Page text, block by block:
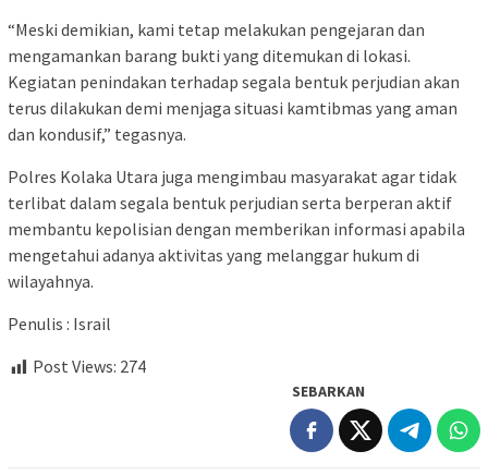
“Meski demikian, kami tetap melakukan pengejaran dan
mengamankan barang bukti yang ditemukan di lokasi.
Kegiatan penindakan terhadap segala bentuk perjudian akan
terus dilakukan demi menjaga situasi kamtibmas yang aman
dan kondusif,” tegasnya.
Polres Kolaka Utara juga mengimbau masyarakat agar tidak
terlibat dalam segala bentuk perjudian serta berperan aktif
membantu kepolisian dengan memberikan informasi apabila
mengetahui adanya aktivitas yang melanggar hukum di
wilayahnya.
Penulis : Israil
Post Views: 274
SEBARKAN